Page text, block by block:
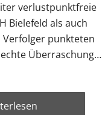
verlustpunktfreie
Bielefeld als auch
punkteten
Überraschung…